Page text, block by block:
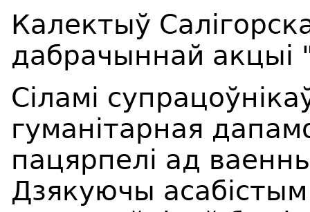
Калектыў
дабрачыннай акцыі
Сіламі
гуманітарная
пацярпелі ад
Дзякуючы